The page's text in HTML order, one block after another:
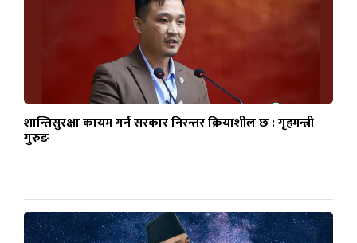
शान्तिसुरक्षा कायम गर्न सरकार निरन्तर क्रियाशील छ : गृहमन्त्री
गुरुङ